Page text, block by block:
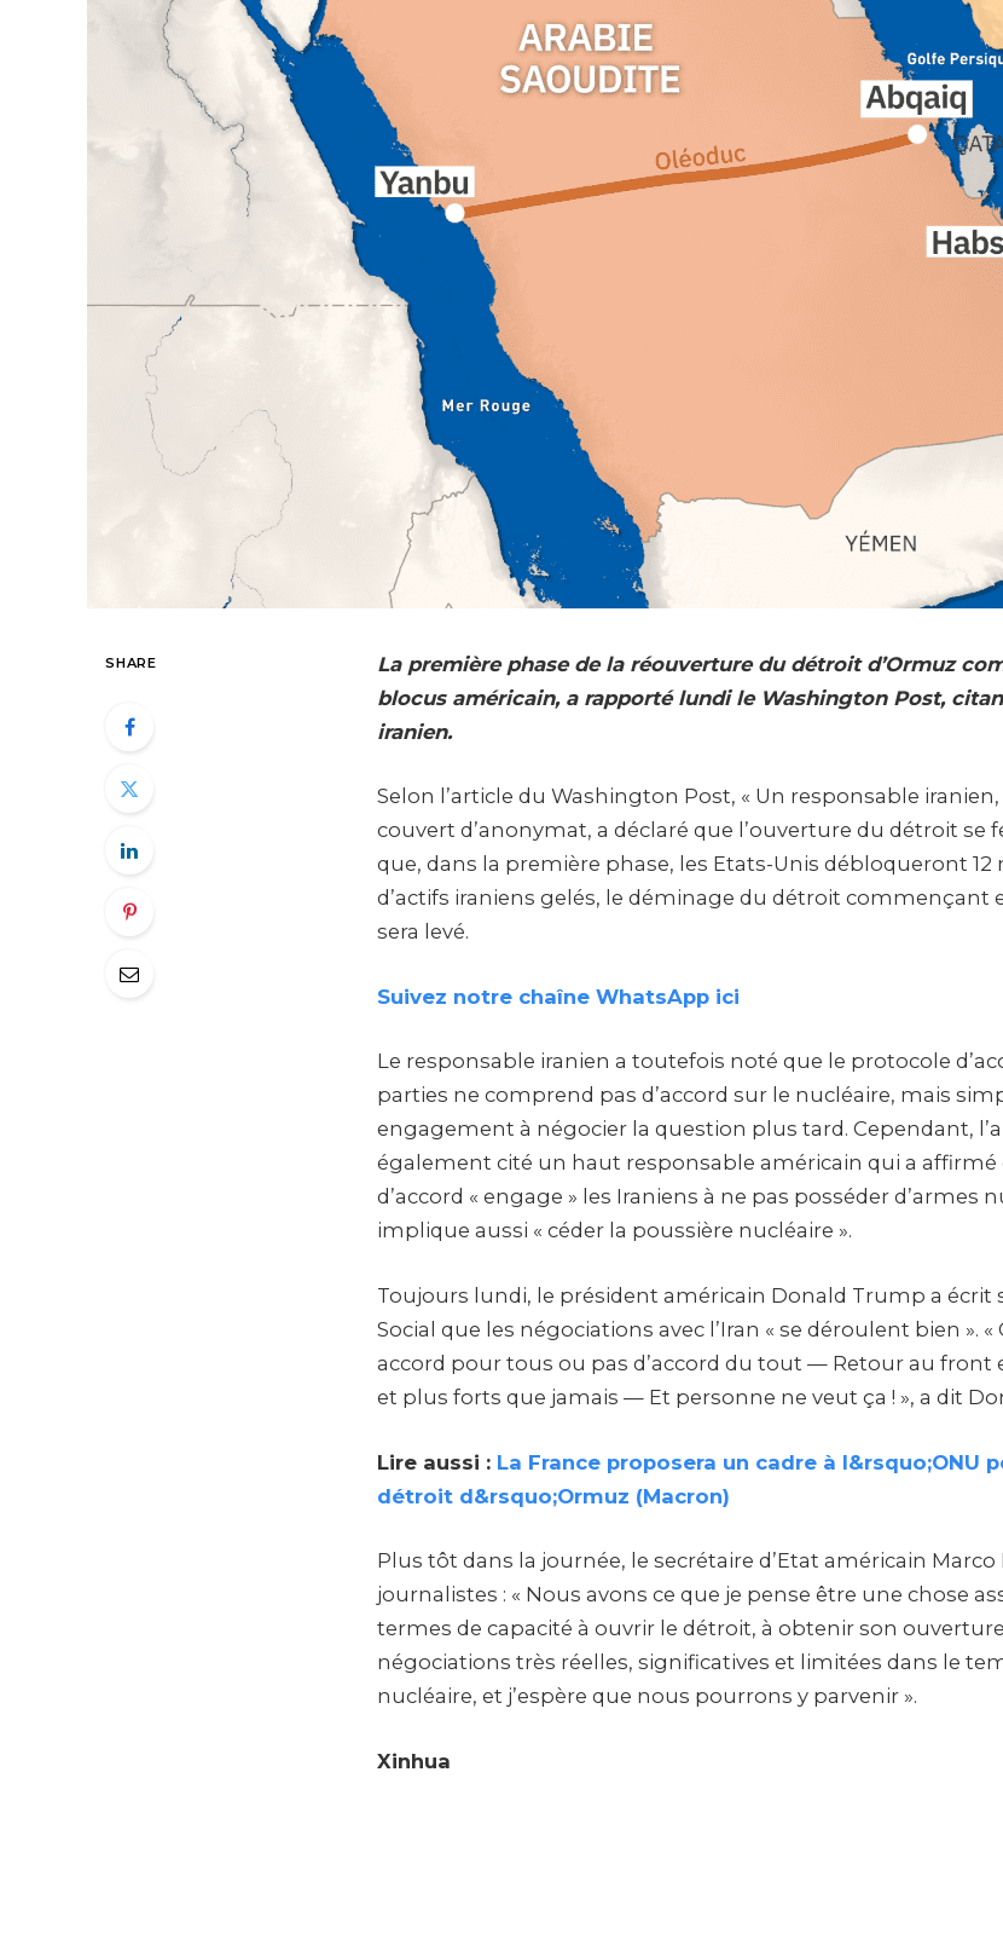
SHARE
La première phase de la réouverture du détroit d’Ormuz
blocus américain, a rapporté lundi le Washington Post,
iranien.
Selon l’article du Washington Post, « Un responsable
couvert d’anonymat, a déclaré que l’ouverture du détroit se
que, dans la première phase, les Etats-Unis débloqueront 12
d’actifs iraniens gelés, le déminage du détroit commençant
sera levé.
Suivez notre chaîne WhatsApp ici
Le responsable iranien a toutefois noté que le protocole
parties ne comprend pas d’accord sur le nucléaire, mais
engagement à négocier la question plus tard. Cependant,
également cité un haut responsable américain qui a affirmé
d’accord « engage » les Iraniens à ne pas posséder d’armes
implique aussi « céder la poussière nucléaire ».
Toujours lundi, le président américain Donald Trump a
Social que les négociations avec l’Iran « se déroulent bien ». «
accord pour tous ou pas d’accord du tout — Retour au front
et plus forts que jamais — Et personne ne veut ça ! », a dit
Lire aussi : La France proposera un cadre à l&rsquo;ONU
détroit d&rsquo;Ormuz (Macron)
Plus tôt dans la journée, le secrétaire d’Etat américain Marco
journalistes : « Nous avons ce que je pense être une chose
termes de capacité à ouvrir le détroit, à obtenir son
négociations très réelles, significatives et limitées dans le
nucléaire, et j’espère que nous pourrons y parvenir ».
Xinhua